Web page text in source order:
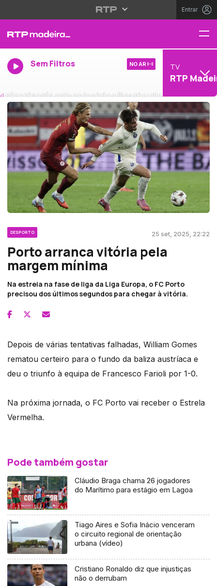
Entrar
Sem Filtros NO AR TV
RTP
DESPORTO 25 set, 2025, 22:22
Porto arranca vitória pela
margem mínima
Na estreia na fase de liga da Liga Europa, o FC Porto
precisou dos últimos segundos para chegar à vitória.
Depois de várias tentativas falhadas, William Gomes
rematou certeiro para o fundo da baliza austríaca e
deu o triunfo à equipa de Francesco Farioli por 1-0.
Na próxima jornada, o FC Porto vai receber o Estrela
Vermelha.
Pode também gostar
Cláudio Braga chama 26 jogadores
do Marítimo para estágio em Lagoa
Tiago Aires e Sofia Inácio venceram
o circuito regional de orientação
urbana (vídeo)
Cristiano Ronaldo diz que injustiças
não o derrubam